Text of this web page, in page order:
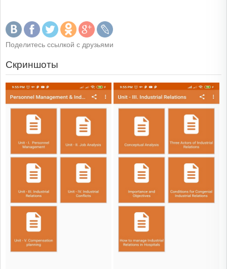
Поделитесь ссылкой с друзьями
Скриншоты